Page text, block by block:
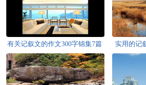
有关记叙文的作文300字锦集7篇
实用的记